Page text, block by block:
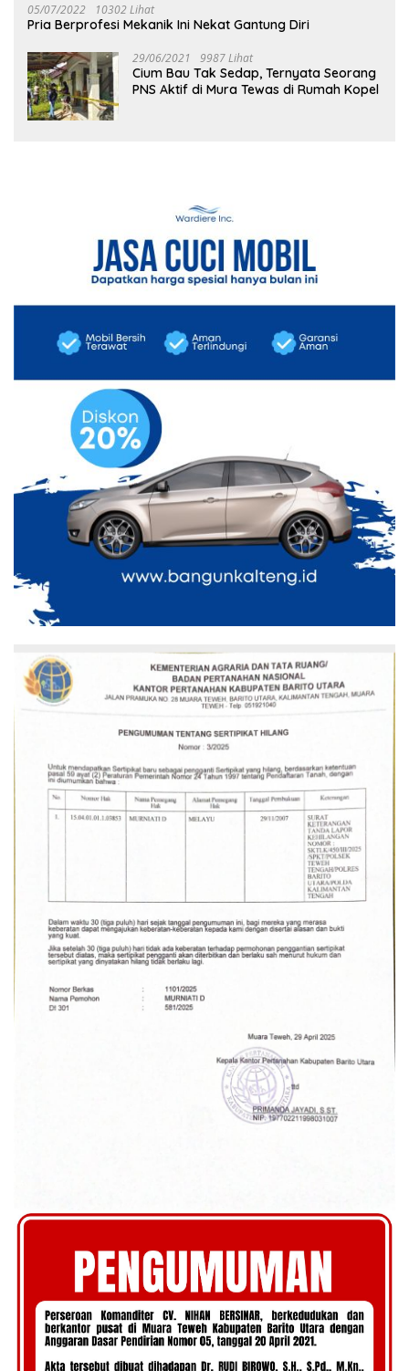
05/07/2022 10302 Lihat
Pria Berprofesi Mekanik Ini Nekat Gantung Diri
29/06/2021 9987 Lihat
Cium Bau Tak Sedap, Ternyata Seorang
PNS Aktif di Mura Tewas di Rumah Kopel